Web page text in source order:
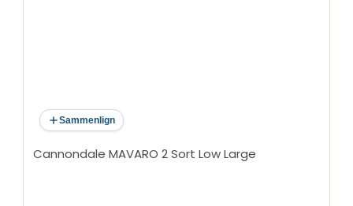
Sammenlign
Cannondale MAVARO 2 Sort Low Large